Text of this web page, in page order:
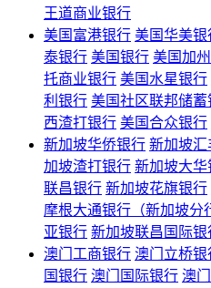
王道商业银行
美国富港银行 美国华美银
泰银行 美国银行 美国加
托商业银行 美国水星银行
利银行 美国社区联邦储蓄
西渣打银行 美国合众银行
新加坡华侨银行 新加坡汇
加坡渣打银行 新加坡大华
联昌银行 新加坡花旗银行
摩根大通银行（新加坡分
亚银行 新加坡联昌国际
澳门工商银行 澳门立桥银
国银行 澳门国际银行 澳